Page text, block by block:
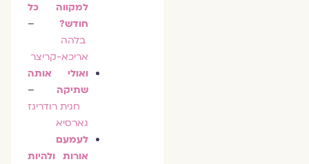
למקווה כל
חודש?–
בלהה
אריכא-קריצר
ואולי אותה
שתיקה–
חגית רודריגז
גארסיא
לעמעם
אורות ולהיות